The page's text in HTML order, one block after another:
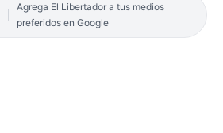
Agrega El Libertador a tus medios
preferidos en Google